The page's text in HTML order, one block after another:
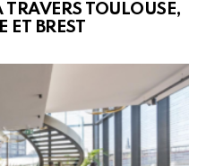
TRAVERS TOULOUSE,
ET BREST